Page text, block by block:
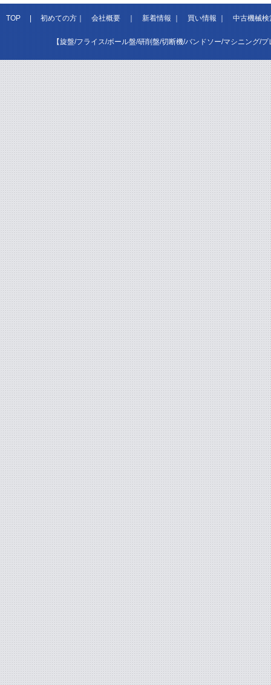
TOP|初めての方｜会社概要｜新着情報｜買い情報｜中古機械検
【旋盤/フライス/ボール盤/研削盤/切断機/バンドソー/マシニング/